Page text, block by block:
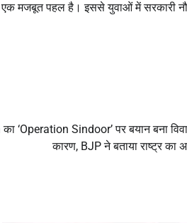
एक मजबूत पहल है। इससे युवाओं में सरकारी
‘Operation Sindoor’ पर बयान बना
कारण, BJP ने बताया राष्ट्र का